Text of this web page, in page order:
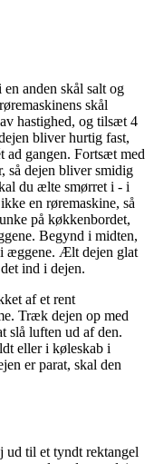
anden skål salt og
skål
hastighed, og tilsæt 4
bliver hurtig fast,
ad gangen. Fortsæt med
så dejen bliver smidig
du ælte smørret i - i
en røremaskine, så
på køkkenbordet,
Begynd i midten,
æggene. Ælt dejen glat
ind i dejen.
af et rent
Træk dejen op med
slå luften ud af den.
eller i køleskab i
er parat, skal den
ud til et tyndt rektangel